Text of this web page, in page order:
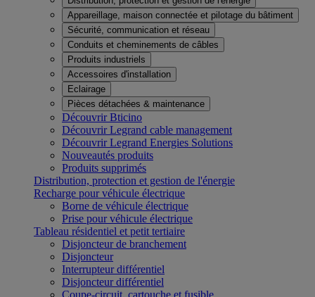
Appareillage, maison connectée et pilotage du bâtiment
Sécurité, communication et réseau
Conduits et cheminements de câbles
Produits industriels
Accessoires d'installation
Eclairage
Pièces détachées & maintenance
Découvrir Bticino
Découvrir Legrand cable management
Découvrir Legrand Energies Solutions
Nouveautés produits
Produits supprimés
Distribution, protection et gestion de l'énergie
Recharge pour véhicule électrique
Borne de véhicule électrique
Prise pour véhicule électrique
Tableau résidentiel et petit tertiaire
Disjoncteur de branchement
Disjoncteur
Interrupteur différentiel
Disjoncteur différentiel
Coupe-circuit, cartouche et fusible